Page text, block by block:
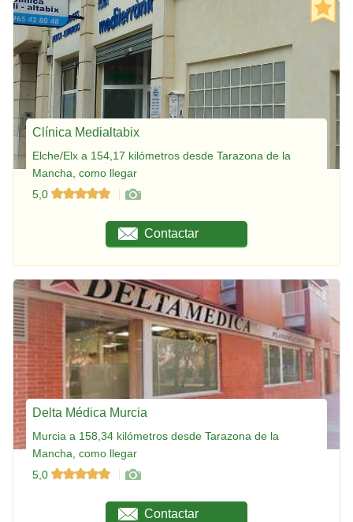
Clínica Medialtabix
Elche/Elx a 154,17 kilómetros desde Tarazona de la
Mancha, como llegar
5,0
Contactar
Delta Médica Murcia
Murcia a 158,34 kilómetros desde Tarazona de la
Mancha, como llegar
5,0
Contactar